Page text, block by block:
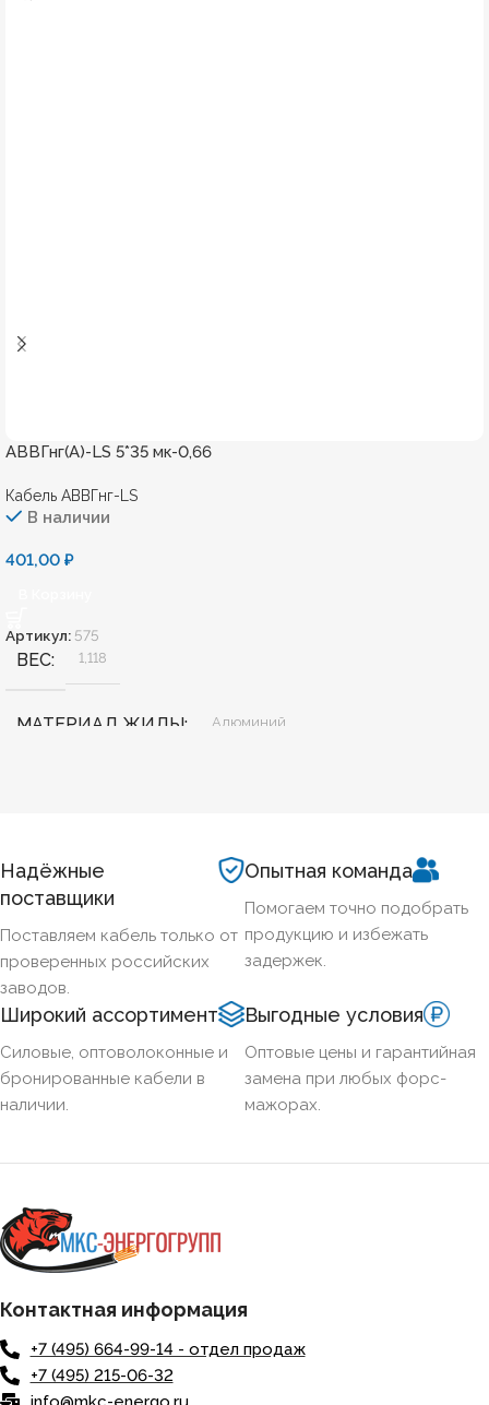
АВВГнг(А)-LS 5*35 мк-0,66
Кабель АВВГнг-LS
В наличии
401,00 ₽
Артикул: 575
ВЕС 1,118
МАТЕРИАЛ ЖИЛЫ Алюминий
ОГНЕСТОЙКИЙ
НАЛИЧИЕ ЭКРАНА
БРОНИРОВАННЫЙ
Надёжные
поставщики
Поставляем кабель только от
проверенных российских
заводов.
Опытная команда
Помогаем точно подобрать
продукцию и избежать
задержек.
Широкий ассортимент
Силовые, оптоволоконные и
бронированные кабели в
наличии.
Выгодные условия
Оптовые цены и гарантийная
замена при любых форс-
мажорах.
Контактная информация
+7 (495) 664-99-14 - отдел продаж
+7 (495) 215-06-32